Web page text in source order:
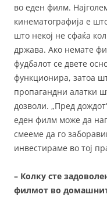
во еден филм.
кинематографија е
што некој не сфаќа
држава. Ако немате
фудбалот се двете
функционира, затоа
пропагандни алатки
дозволи. „Пред
еден филм може да
смееме да го
инвестираме во тој
– Колку сте
филмот во